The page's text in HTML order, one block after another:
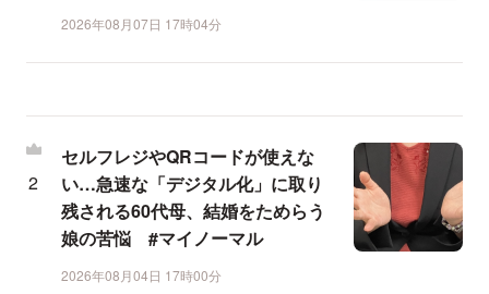
2026年08月07日 17時04分
セルフレジやQRコードが使えな
い…急速な「デジタル化」に取り
残される60代母、結婚をためらう
娘の苦悩 #マイノーマル
2026年08月04日 17時00分